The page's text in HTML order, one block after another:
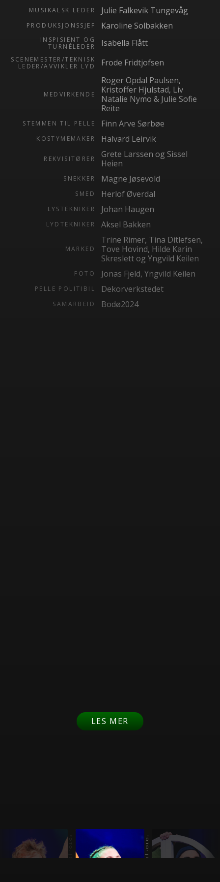
MUSIKALSK LEDER Julie Falkevik Tungevåg
PRODUKSJONSSJEF Karoline Solbakken
INSPISIENT OG
TURNÉLEDER
Isabella Flått
SCENEMESTER/TEKNISK
LEDER/AVVIKLER LYD
Frode Fridtjofsen
MEDVIRKENDE
Roger Opdal Paulsen,
Kristoffer Hjulstad, Liv
Natalie Nymo & Julie Sofie
Reite
STEMMEN TIL PELLE Finn Arve Sørbøe
KOSTYMEMAKER Halvard Leirvik
REKVISITØRER
Grete Larssen og Sissel
Heien
SNEKKER Magne Jøsevold
SMED Herlof Øverdal
LYSTEKNIKER Johan Haugen
LYDTEKNIKER Aksel Bakken
MARKED
Trine Rimer, Tina Ditlefsen,
Tove Hovind, Hilde Karin
Skreslett og Yngvild Keilen
FOTO Jonas Fjeld, Yngvild Keilen
PELLE POLITIBIL Dekorverkstedet
SAMARBEID Bodø2024
LES MER
FOTO: JONAS FJELD